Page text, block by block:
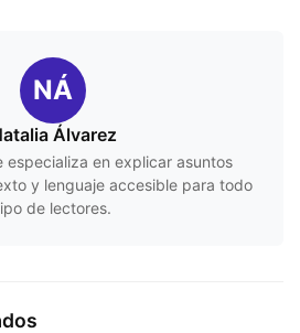
NÁ
Álvarez
especializa en explicar asuntos
y lenguaje accesible para todo
de lectores.